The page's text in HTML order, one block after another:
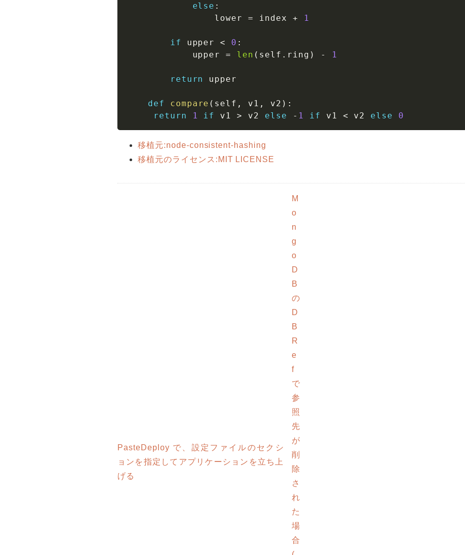
else :
                lower
= index + 1
if upper < 0 :
            upper
= len ( self . ring ) - 1
return upper
def compare ( self , v1 , v2 ) :
return
1 if v1 > v2 else - 1 if v1 < v2 else 0
移植元:node-consistent-hashing
移植元のライセンス:MIT LICENSE
PasteDeploy で、設定ファイルのセクシ
ョンを指定してアプリケーションを立ち上
げる
M
o
n
g
o
D
B
の
D
B
R
e
f
で
参
照
先
が
削
除
さ
れ
た
場
合